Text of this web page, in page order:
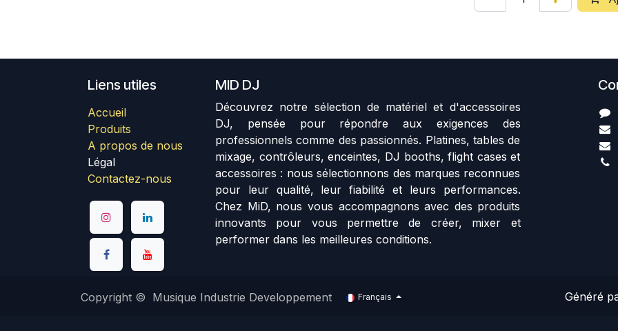
Liens utiles
Accueil
Produits
A propos de nous
Légal
Contactez-nous
MID DJ
Découvrez notre sélection de matériel et d'accessoires
DJ, pensée pour répondre aux exigences des
professionnels comme des passionnés. Platines, tables de
mixage, contrôleurs, enceintes, DJ booths, flight cases et
accessoires : nous sélectionnons des marques reconnues
pour leur qualité, leur fiabilité et leurs performances.
Chez MiD, nous vous accompagnons avec des produits
innovants pour vous permettre de créer, mixer et
performer dans les meilleures conditions.
Copyright © Musique Industrie Developpement Français Généré